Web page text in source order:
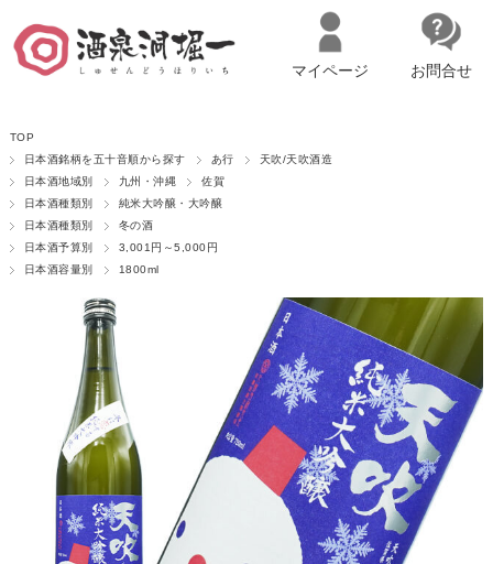
マイページへログイン
マイページ お問合せ
TOP
日本酒銘柄を五十音順から探す
あ行
天吹/天吹酒造
日本酒地域別
九州・沖縄
佐賀
日本酒種類別
純米大吟醸・大吟醸
日本酒種類別
冬の酒
日本酒予算別
3,001円～5,000円
日本酒容量別
1800ml